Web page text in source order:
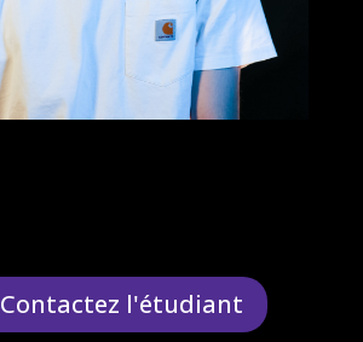
Contactez l'étudiant